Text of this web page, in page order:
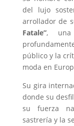
del lujo
arrollador de
Fatale”, una
público y la
moda en
Su gira
donde su
su fuerza
sastrería y la